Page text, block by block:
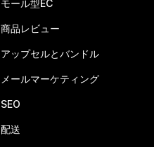
モール型EC
商品レビュー
アップセルとバンドル
メールマーケティング
SEO
配送